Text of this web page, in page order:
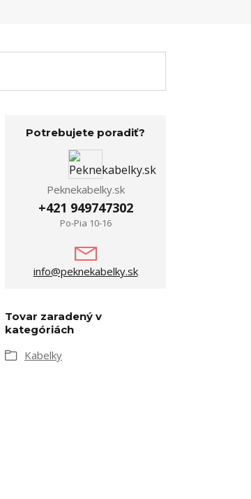
Potrebujete poradiť?
Peknekabelky.sk
+421 949747302
Po-Pia 10-16
info@peknekabelky.sk
Tovar zaradený v
kategóriách
Kabelky